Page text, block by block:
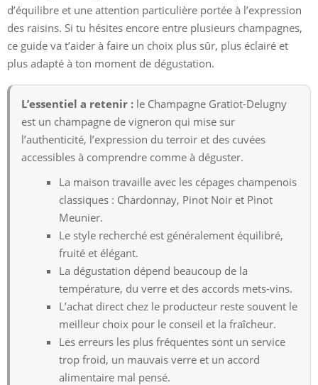
d’équilibre et une attention particulière portée à l’expression
des raisins. Si tu hésites encore entre plusieurs champagnes,
ce guide va t’aider à faire un choix plus sûr, plus éclairé et
plus adapté à ton moment de dégustation.
L’essentiel a retenir : le Champagne Gratiot-Delugny
est un champagne de vigneron qui mise sur
l’authenticité, l’expression du terroir et des cuvées
accessibles à comprendre comme à déguster.
La maison travaille avec les cépages champenois
classiques : Chardonnay, Pinot Noir et Pinot
Meunier.
Le style recherché est généralement équilibré,
fruité et élégant.
La dégustation dépend beaucoup de la
température, du verre et des accords mets-vins.
L’achat direct chez le producteur reste souvent le
meilleur choix pour le conseil et la fraîcheur.
Les erreurs les plus fréquentes sont un service
trop froid, un mauvais verre et un accord
alimentaire mal pensé.